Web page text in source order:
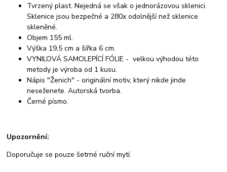
Tvrzený plast. Nejedná se však o jednorázovou sklenici.
Sklenice jsou bezpečné a 280x odolnější než sklenice
skleněné.
Objem 155 ml.
Výška 19,5 cm a šířka 6 cm.
VYNILOVÁ SAMOLEPÍCÍ FÓLIE - velkou výhodou této
metody je výroba od 1 kusu.
Nápis "Ženich" - originální motiv, který nikde jinde
neseženete. Autorská tvorba.
Černé písmo.
Upozornění:
Doporučuje se pouze šetrné ruční mytí.